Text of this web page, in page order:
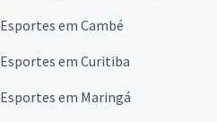
Esportes em Cambé
Esportes em Curitiba
Esportes em Maringá